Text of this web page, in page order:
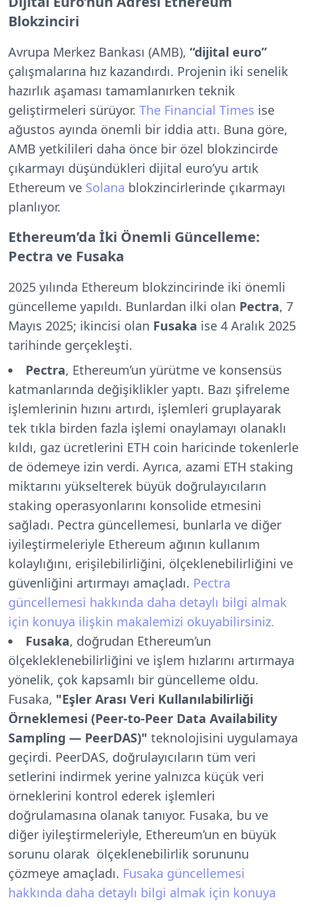
Blokzinciri
Avrupa Merkez Bankası (AMB), “dijital euro”
çalışmalarına hız kazandırdı. Projenin iki senelik
hazırlık aşaması tamamlanırken teknik
geliştirmeleri sürüyor. The Financial Times ise
ağustos ayında önemli bir iddia attı. Buna göre,
AMB yetkilileri daha önce bir özel blokzincirde
çıkarmayı düşündükleri dijital euro’yu artık
Ethereum ve Solana blokzincirlerinde çıkarmayı
planlıyor.
Ethereum’da İki Önemli Güncelleme:
Pectra ve Fusaka
2025 yılında Ethereum blokzincirinde iki önemli
güncelleme yapıldı. Bunlardan ilki olan Pectra, 7
Mayıs 2025; ikincisi olan Fusaka ise 4 Aralık 2025
tarihinde gerçekleşti.
Pectra, Ethereum’un yürütme ve konsensüs
katmanlarında değişiklikler yaptı. Bazı şifreleme
işlemlerinin hızını artırdı, işlemleri gruplayarak
tek tıkla birden fazla işlemi onaylamayı olanaklı
kıldı, gaz ücretlerini ETH coin haricinde tokenlerle
de ödemeye izin verdi. Ayrıca, azami ETH staking
miktarını yükselterek büyük doğrulayıcıların
staking operasyonlarını konsolide etmesini
sağladı. Pectra güncellemesi, bunlarla ve diğer
iyileştirmeleriyle Ethereum ağının kullanım
kolaylığını, erişilebilirliğini, ölçeklenebilirliğini ve
güvenliğini artırmayı amaçladı. Pectra
güncellemesi hakkında daha detaylı bilgi almak
için konuya ilişkin makalemizi okuyabilirsiniz.
Fusaka, doğrudan Ethereum’un
ölçekleklenebilirliğini ve işlem hızlarını artırmaya
yönelik, çok kapsamlı bir güncelleme oldu.
Fusaka, "Eşler Arası Veri Kullanılabilirliği
Örneklemesi (Peer-to-Peer Data Availability
Sampling — PeerDAS)" teknolojisini uygulamaya
geçirdi. PeerDAS, doğrulayıcıların tüm veri
setlerini indirmek yerine yalnızca küçük veri
örneklerini kontrol ederek işlemleri
doğrulamasına olanak tanıyor. Fusaka, bu ve
diğer iyileştirmeleriyle, Ethereum’un en büyük
sorunu olarak ölçeklenebilirlik sorununu
çözmeye amaçladı. Fusaka güncellemesi
hakkında daha detaylı bilgi almak için konuya